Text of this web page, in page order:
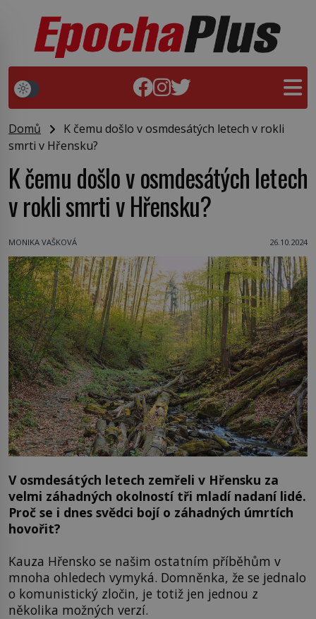
Domů
K čemu došlo v osmdesátých letech v rokli
smrti v Hřensku?
K čemu došlo v osmdesátých letech
v rokli smrti v Hřensku?
MONIKA VAŠKOVÁ 26.10.2024
V osmdesátých letech zemřeli v Hřensku za
velmi záhadných okolností tři mladí nadaní lidé.
Proč se i dnes svědci bojí o záhadných úmrtích
hovořit?
Kauza Hřensko se našim ostatním příběhům v
mnoha ohledech vymyká. Domněnka, že se jednalo
o komunistický zločin, je totiž jen jednou z
několika možných verzí.